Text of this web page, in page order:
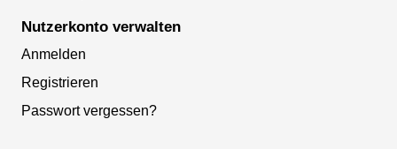
Nutzerkonto verwalten
Anmelden
Registrieren
Passwort vergessen?